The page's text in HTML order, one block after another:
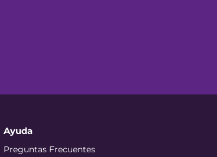
Ayuda
Preguntas Frecuentes